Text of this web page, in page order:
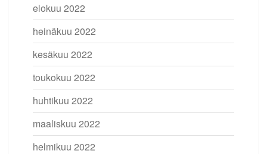
elokuu 2022
heinäkuu 2022
kesäkuu 2022
toukokuu 2022
huhtikuu 2022
maaliskuu 2022
helmikuu 2022